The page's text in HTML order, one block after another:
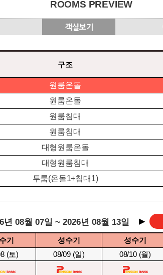
ROOMS PREVIEW
구조
원룸온돌
원룸온돌
원룸침대
원룸침대
대형원룸온돌
대형원룸침대
투룸(온돌1+침대1)